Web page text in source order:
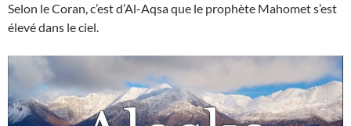
Selon le Coran, c’est d’Al-Aqsa que le prophète Mahomet s’est
élevé dans le ciel.